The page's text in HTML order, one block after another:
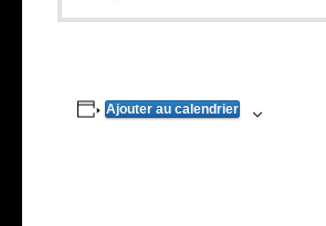
Ajouter au calendrier